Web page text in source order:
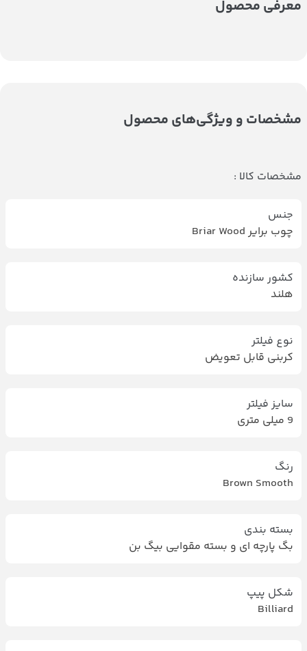
معرفی محصول
مشخصات و ویژگی‌های محصول
مشخصات کالا :
جنس
چوب برایر Briar Wood
کشور سازنده
هلند
نوع فیلتر
کربنی قابل تعویض
سایز فیلتر
9 میلی متری
رنگ
Brown Smooth
بسته بندی
بگ پارچه ای و بسته مقوایی بیگ بن
شکل پیپ
Billiard